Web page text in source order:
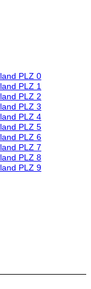
PLZ 0
PLZ 1
PLZ 2
PLZ 3
PLZ 4
PLZ 5
PLZ 6
PLZ 7
PLZ 8
PLZ 9